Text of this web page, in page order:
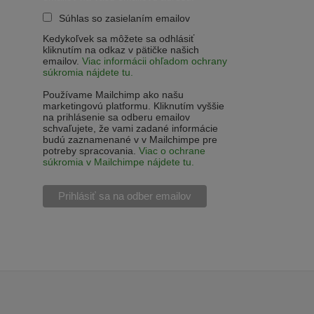
Súhlas so zasielaním emailov
Kedykoľvek sa môžete sa odhlásiť
kliknutím na odkaz v pätičke našich
emailov. Viac informácii ohľadom ochrany
súkromia nájdete tu.
Používame Mailchimp ako našu
marketingovú platformu. Kliknutím vyššie
na prihlásenie sa odberu emailov
schvaľujete, že vami zadané informácie
budú zaznamenané v v Mailchimpe pre
potreby spracovania. Viac o ochrane
súkromia v Mailchimpe nájdete tu.